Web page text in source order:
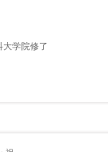
学院修了